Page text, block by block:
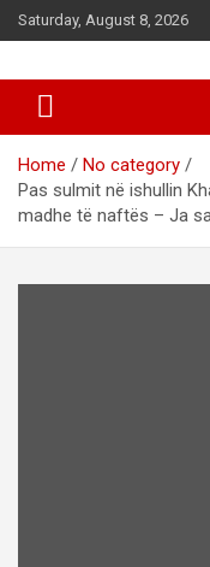
Skip
to
Saturday, August 8, 2026
d7-
Home
No category
Pas sulmit në ishullin
madhe të naftës – Ja